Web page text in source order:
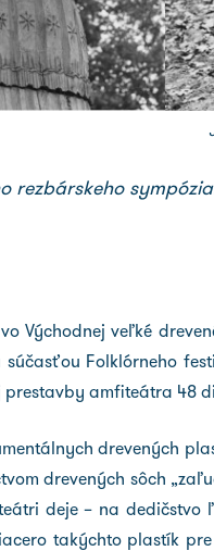
rezbárskeho
Východnej veľké
Folklórneho
amfiteátra 48
drevených
drevených sôch
deje – na dedičstvo
takýchto plastík